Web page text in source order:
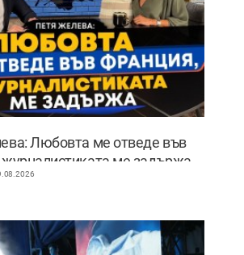
Любовта ме отведе във
ме задържа